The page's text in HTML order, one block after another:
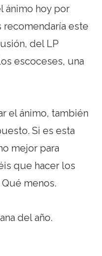
ánimo hoy por
este
del LP
escoceses, una
el ánimo, también
Si es esta
mejor para
que hacer los
menos.
del año.